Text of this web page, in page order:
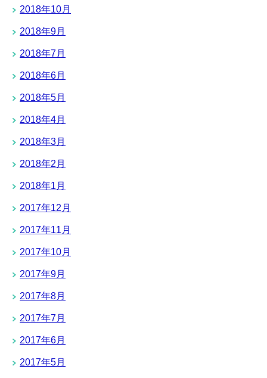
2018年10月
2018年9月
2018年7月
2018年6月
2018年5月
2018年4月
2018年3月
2018年2月
2018年1月
2017年12月
2017年11月
2017年10月
2017年9月
2017年8月
2017年7月
2017年6月
2017年5月